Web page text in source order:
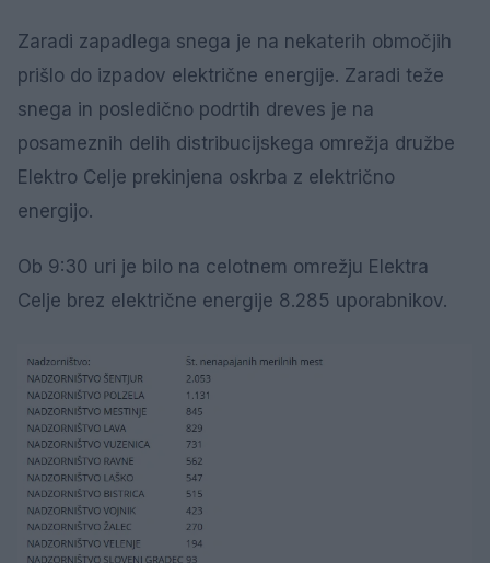
Zaradi zapadlega snega je na nekaterih območjih
prišlo do izpadov električne energije. Zaradi teže
snega in posledično podrtih dreves je na
posameznih delih distribucijskega omrežja družbe
Elektro Celje prekinjena oskrba z električno
energijo.
Ob 9:30 uri je bilo na celotnem omrežju Elektra
Celje brez električne energije 8.285 uporabnikov.